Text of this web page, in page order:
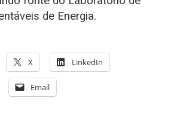
de Energia.
X LinkedIn
Email